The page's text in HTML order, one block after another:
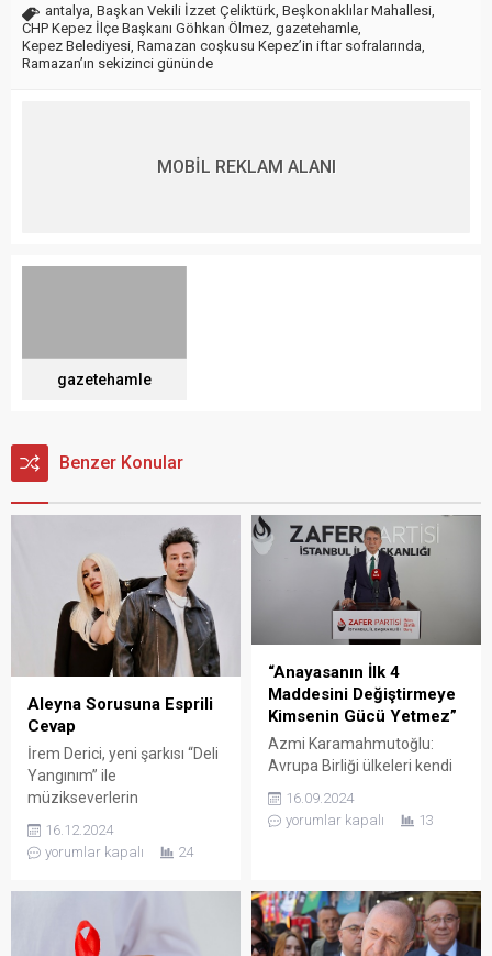
antalya Başkan Vekili İzzet Çeliktürk Beşkonaklılar Mahallesi
CHP Kepez İlçe Başkanı Göhkan Ölmez gazetehamle
Kepez Belediyesi Ramazan coşkusu Kepez’in iftar sofralarında
Ramazan’ın sekizinci gününde
MOBİL REKLAM ALANI
gazetehamle
Benzer Konular
Aleyna Sorusuna Esprili
Cevap
İrem Derici, yeni şarkısı “Deli
Yangınım” ile
müzikseverlerin
Çoban’a, müziği ve aranjesi
Emrah Karaduman’a ait olan
müzik listelerinin üst
sıralarına yükseldi. Şarkı,
16.12.2024
yorumlar kapalı
24
“Anayasanın İlk 4
Maddesini Değiştirmeye
Kimsenin Gücü Yetmez”
Azmi Karamahmutoğlu:
Avrupa Birliği ülkeleri kendi
dışı kaçak nüfus ve
düzensiz göç ile
özellikle Almanya’nın son
kararı dikkat çekiyor. Çünkü
Almanya adeta Schengen’i
16.09.2024
yorumlar kapalı
13